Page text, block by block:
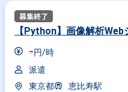
【Python】画像解析
-円/時
派遣
東京都
恵比寿駅